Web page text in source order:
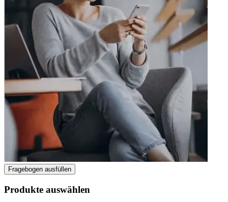
Fragebogen ausfüllen
Produkte auswählen